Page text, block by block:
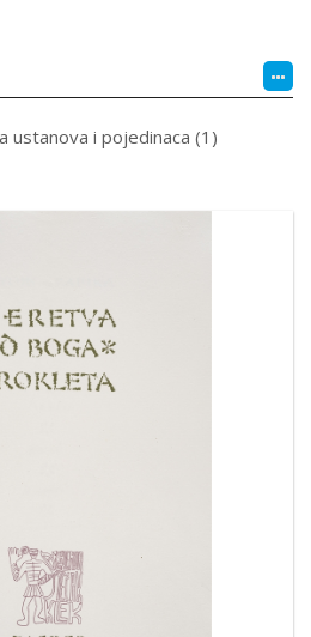
ustanova i pojedinaca (1)